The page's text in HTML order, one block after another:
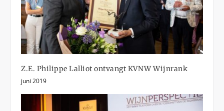
Z.E. Philippe Lalliot ontvangt KVNW Wijnrank
juni 2019